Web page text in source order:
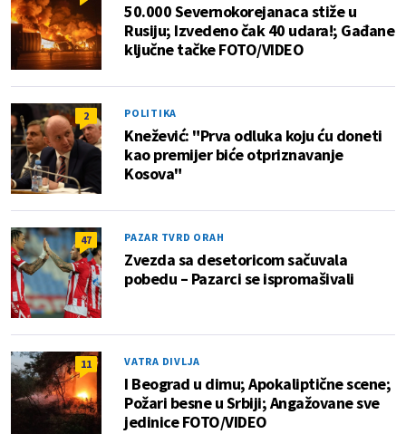
50.000 Severnokorejanaca stiže u
Rusiju; Izvedeno čak 40 udara!; Gađane
ključne tačke FOTO/VIDEO
2 POLITIKA
Knežević: "Prva odluka koju ću doneti
kao premijer biće otpriznavanje
Kosova"
47 PAZAR TVRD ORAH
Zvezda sa desetoricom sačuvala
pobedu – Pazarci se ispromašivali
11 VATRA DIVLJA
I Beograd u dimu; Apokaliptične scene;
Požari besne u Srbiji; Angažovane sve
jedinice FOTO/VIDEO